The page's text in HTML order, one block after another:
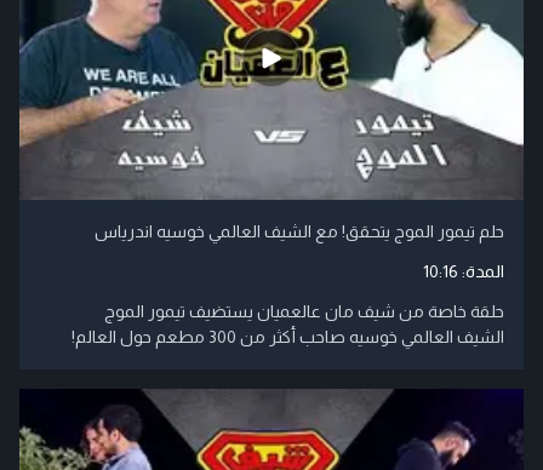
حلم تيمور الموج يتحقق! مع الشيف العالمي خوسيه اندرياس
المدة: 10:16
حلقة خاصة من شيف مان عالعميان يستضيف تيمور الموج
الشيف العالمي خوسيه صاحب أكثر من 300 مطعم حول العالم!